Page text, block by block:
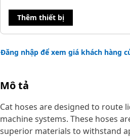
Thêm thiết bị
Đăng nhập để xem giá khách hàng
Mô tả
Cat hoses are designed to route
machine systems. These hoses
superior materials to withstand